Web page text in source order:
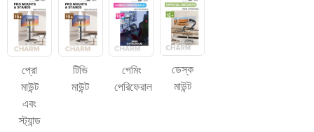
প্রো
মাউন্ট
এবং
স্ট্যান্ড
টিভি
মাউন্ট
গেমিং
পেরিফেরাল
ডেস্ক
মাউন্ট